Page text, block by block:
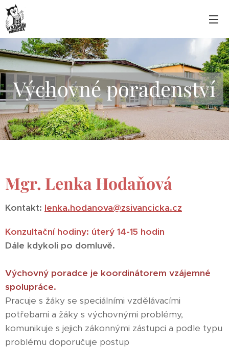
Výchovné poradenství
Mgr. Lenka Hodaňová
Kontakt: lenka.hodanova@zsivancicka.cz
Konzultační hodiny: úterý 14-15 hodin
Dále kdykoli po domluvě.
Výchovný poradce je koordinátorem vzájemné
spolupráce.
Pracuje s žáky se speciálními vzdělávacími
potřebami a žáky s výchovnými problémy,
komunikuje s jejich zákonnými zástupci a podle typu
problému doporučuje postup